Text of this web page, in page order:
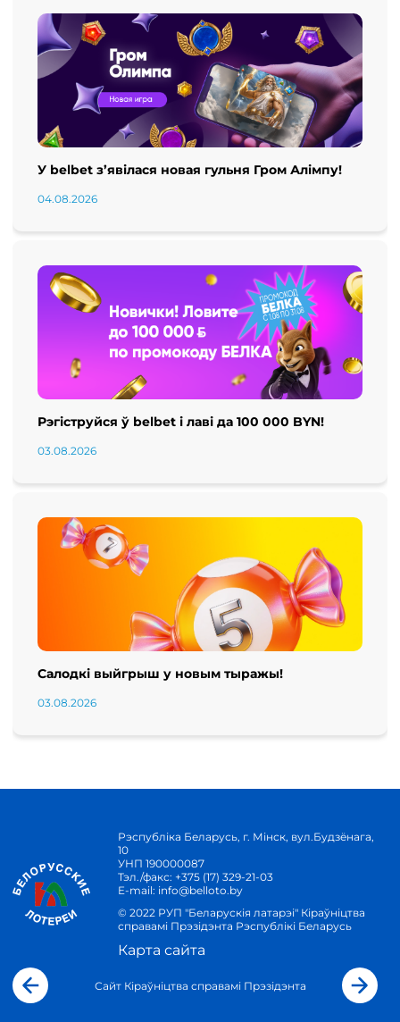
У belbet з’явілася новая гульня Гром Алімпу!
04.08.2026
Рэгіструйся ў belbet і лаві да 100 000 BYN!
03.08.2026
Салодкі выйгрыш у новым тыражы!
03.08.2026
Рэспубліка Беларусь, г. Мінск, вул.Будзёнага,
10
УНП 190000087
Тэл./факс: +375 (17) 329-21-03
E-mail: info@belloto.by
© 2022 РУП "Беларускія латарэі" Кіраўніцтва
справамі Прэзідэнта Рэспублікі Беларусь
Карта сайта
Сайт Кіраўніцтва справамі Прэзідэнта